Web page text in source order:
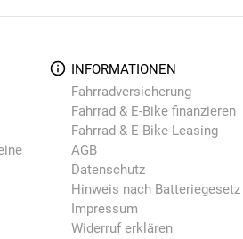
INFORMATIONEN
Fahrradversicherung
Fahrrad & E-Bike finanzieren
Fahrrad & E-Bike-Leasing
AGB
Datenschutz
Hinweis nach Batteriegesetz
Impressum
Widerruf erklären